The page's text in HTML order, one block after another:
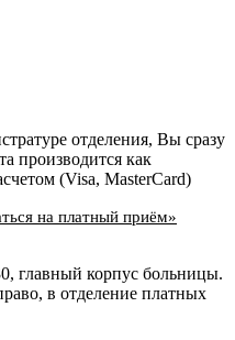
отделения, Вы сразу
производится как
(Visa, MasterCard)
на платный приём»
главный корпус больницы.
в отделение платных